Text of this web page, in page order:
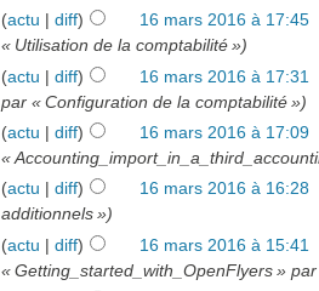
(actu |diff) 16 mars 2016 à 17:45
« Utilisation de la comptabilité »)
(actu |diff) 16 mars 2016 à 17:31
par « Configuration de la comptabilité »)
(actu |diff) 16 mars 2016 à 17:09
«
(actu |diff) 16 mars 2016 à 16:28
additionnels »)
(actu |diff) 16 mars 2016 à 15:41
« Getting_started_with_OpenFlyers »